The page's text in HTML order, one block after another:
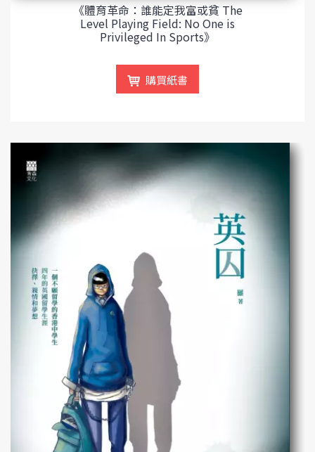
《體育革命：誰能定我富或貧 The
Level Playing Field: No One is
Privileged In Sports》
購買紙書